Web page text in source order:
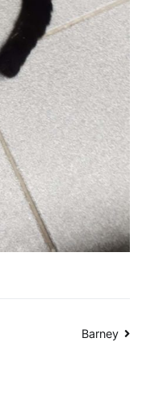
Barney